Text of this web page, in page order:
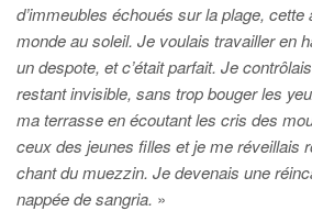
d’immeubles échoués sur la plage,
monde au soleil. Je voulais travailler en
un despote, et c’était parfait. Je
restant invisible, sans trop bouger les
ma terrasse en écoutant les cris des
ceux des jeunes filles et je me réveillais
chant du muezzin. Je devenais une
nappée de sangria. »